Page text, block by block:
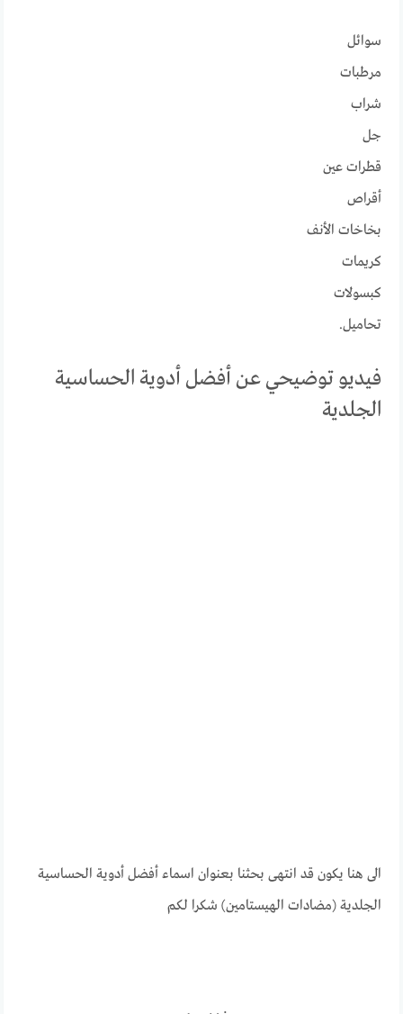
سوائل
مرطبات
شراب
جل
قطرات عين
أقراص
بخاخات الأنف
كريمات
كبسولات
تحاميل.
فيديو توضيحي عن أفضل أدوية الحساسية
الجلدية
الى هنا يكون قد انتهى بحثنا بعنوان اسماء أفضل أدوية الحساسية
الجلدية (مضادات الهيستامين) شكرا لكم